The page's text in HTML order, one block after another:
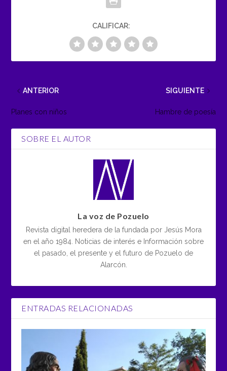
CALIFICAR:
ANTERIOR
Planes con niños
SIGUIENTE
Hambre de poesía
SOBRE EL AUTOR
La voz de Pozuelo
Revista digital heredera de la fundada por Jesús Mora
en el año 1984. Noticias de interés e Información sobre
el pasado, el presente y el futuro de Pozuelo de
Alarcón.
ENTRADAS RELACIONADAS